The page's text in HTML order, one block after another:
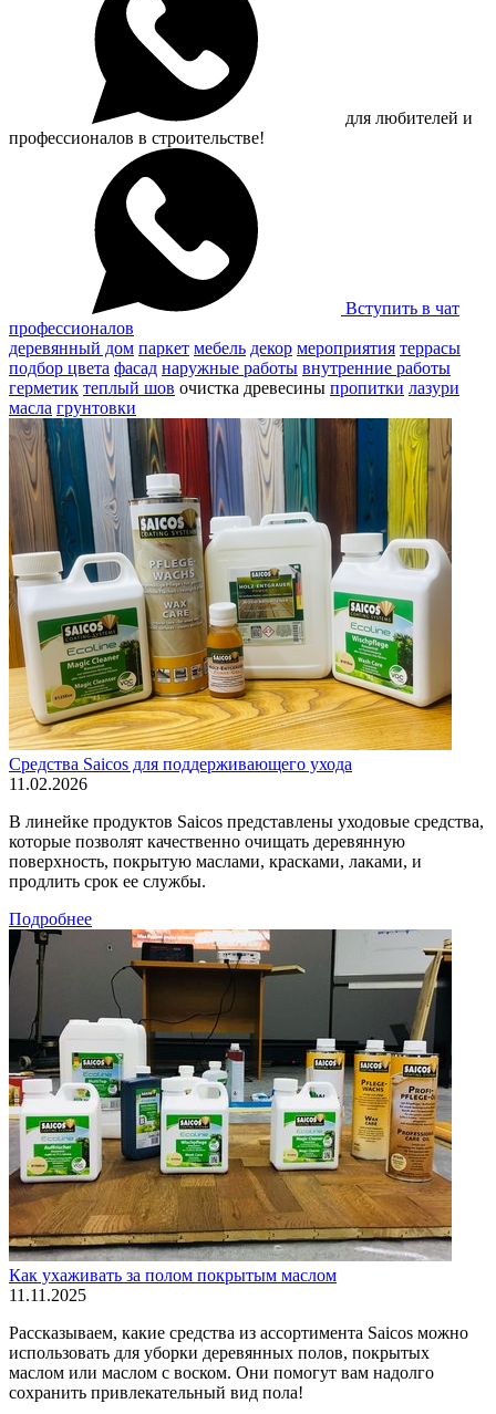
для любителей и
профессионалов в строительстве!
Вступить в чат
профессионалов
деревянный дом паркет мебель декор мероприятия террасы
подбор цвета фасад наружные работы внутренние работы
герметик теплый шов очистка древесины пропитки лазури
масла грунтовки
Средства Saicos для поддерживающего ухода
11.02.2026
В линейке продуктов Saicos представлены уходовые средства,
которые позволят качественно очищать деревянную
поверхность, покрытую маслами, красками, лаками, и
продлить срок ее службы.
Подробнее
Как ухаживать за полом покрытым маслом
11.11.2025
Рассказываем, какие средства из ассортимента Saicos можно
использовать для уборки деревянных полов, покрытых
маслом или маслом с воском. Они помогут вам надолго
сохранить привлекательный вид пола!